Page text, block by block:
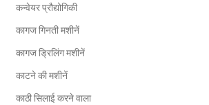
कन्वेयर प्रौद्योगिकी
कागज गिनती मशीनें
कागज ड्रिलिंग मशीनें
काटने की मशीनें
काठी सिलाई करने वाला